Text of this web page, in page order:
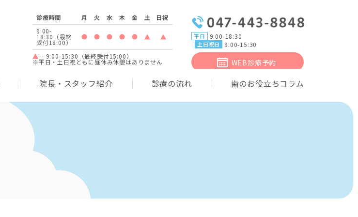
診療時間 月 火 水 木 金 土
日祝
9:00-
18:30（最終
受付18:00）
診療時間 9:00-18:00
診療時間 9:00-18:00
診療時間 9:00-18:00
診療時間 9:00-18:00
診療時間 9:00-18:00
診療時間 9:00-15:30
診療時間 9:00-15:30
… 9:00-15:30（最終受付15:00）
※平日・土日祝ともに昼休み休憩はありません
平日 9:00-18:30
土日祝日 9:00-15:30
WEB診療予約
院長・スタッフ紹介 診療の流れ 歯のお役立ちコラム